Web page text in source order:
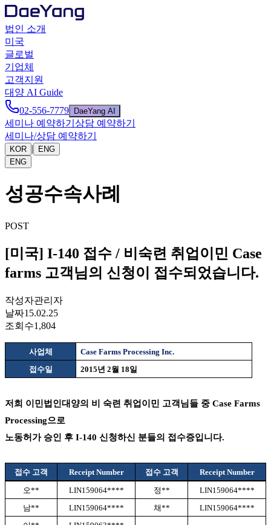
법인 소개
미국
글로벌
기업체
고객지원
대양 AI Guide
02-556-7779
DaeYang AI
세미나 예약하기 상담 예약하기
세미나/상담 예약하기
KOR |
ENG
ENG
성공수속사례
POST
[미국] I-140 접수 / 비숙련 취업이민 Case
farms 고객님의 신청이 접수되었습니다.
작성자관리자
날짜15.02.25
조회수1,804
사업체
Case Farms Processing Inc.
접수일
2015년2월 18일
저희 이민법인대양의 비 숙련 취업이민 고객님들 중 Case Farms
Processing으로
노동허가 승인 후 I-140 신청하신 분들의 접수증입니다.
접수 고객 Receipt Number 접수 고객
Receipt Number
오** LIN159064**** 정**
LIN159064****
남** LIN159064**** 채**
LIN159064****